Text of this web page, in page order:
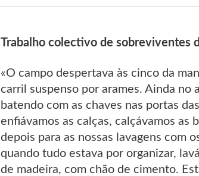
Trabalho colectivo de sobreviventes
«O campo despertava às cinco da
carril suspenso por arames. Ainda no
batendo com as chaves nas portas
enfiávamos as calças, calçávamos as
depois para as nossas lavagens com
quando tudo estava por organizar,
de madeira, com chão de cimento.